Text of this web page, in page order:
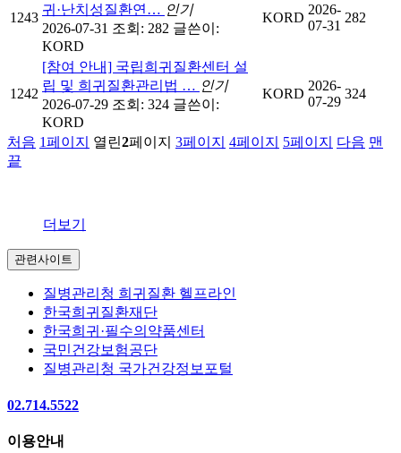
1243
귀·난치성질환연… 인기
2026-07-31 조회: 282 글쓴이:
KORD
KORD
2026-
07-31
282
1242
[참여 안내] 국립희귀질환센터 설
립 및 희귀질환관리법 … 인기
2026-07-29 조회: 324 글쓴이:
KORD
KORD
2026-
07-29
324
처음 1페이지 열린2페이지 3페이지 4페이지 5페이지 다음 맨
끝
더보기
관련사이트
질병관리청 희귀질환 헬프라인
한국희귀질환재단
한국희귀·필수의약품센터
국민건강보험공단
질병관리청 국가건강정보포털
02.714.5522
이용안내